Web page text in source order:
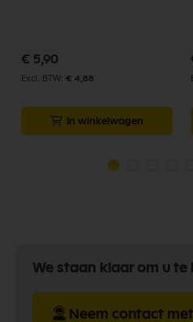
€ 5,90
€ 4,88
In winkelwagen
We staan klaar om u te
Neem contact